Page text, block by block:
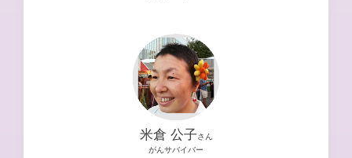
米倉 公子さん
がんサバイバー